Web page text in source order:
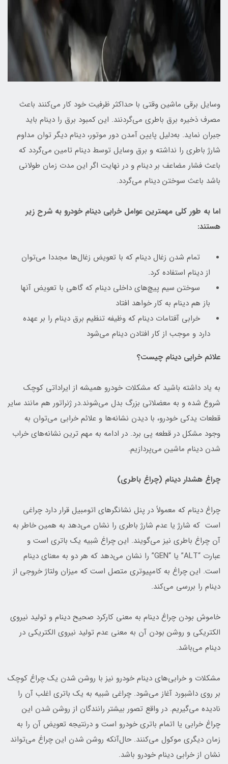
وسایل برقی ماشین وقتی با حداکثر ظرفیت خود کار می‌کنند باعث
مصرف ذخیره برق باطری می‌گردنند. این کمبود برق را دینام باید
جبران نماید. به‌دلیل پایین آمدن دور موتور، دینام دیگر توان مداوم
شارژ باطری را نداشته و برق وسایل توسط دینام تامین می‌گردد که
باعث فشار مضاعف بر دینام و در نهایت اگر این مدت زمان طولانی
باشد باعث سوختن دینام می‌گردد.
اما به طور کلی مهمترین عوامل خرابی دینام خودرو به شرح زیر
هستند:
تمام شدن زغال دینام که با تعویض زغال‌ها مجددا می‌توان
از دینام استفاده کرد.
سوختن سیم پیچ‌های داخلی دینام که گاهی با تعویض آنها
باز هم دینام به کار خواهد افتاد
خرابی آفتامات دینام که وظیفه تنظیم برق دینام را بر عهده
دارد و موجب از کار افتادن دینام می‌شود
علائم خرابی دینام چیست؟
به یاد داشته باشید که مشکلات خودرو همیشه از ایراداتی کوچک
شروع شده و به معضلاتی بزرگ بدل می‌شوند.در ژنراتور هم مانند سایر
قطعات یدکی خودرو، با دیدن نشانه‌ها و علائم خرابی می‌توان به
وجود مشکل در قطعه پی برد. در ادامه به مهم ترین نشانه‌های خراب
شدن دینام ماشین می‌پردازیم.
چراغ هشدار دینام (چراغ باطری)
چراغ دینام که معمولاً در پنل نشانگرهای اتومبیل قرار دارد چراغی
است که شارژ یا عدم شارژ باطری را نشان می‌دهد به همین خاطر به
آن چراغ باطری نیز می‌گویند. این چراغ شبیه یک باتری است و
عبارت “ALT” یا “GEN” را نشان می‌دهد که هر دو به معنای دینام
است. این چراغ به کامپیوتری متصل است که میزان ولتاژ خروجی از
دینام را بررسی می‌کند.
خاموش بودن چراغ دینام به معنی کارکرد صحیح دینام و تولید نیروی
الکتریکی و روشن بودن آن به معنی عدم تولید نیروی الکتریکی در
دینام می‌باشد.
مشکلات و خرابی‌های دینام خودرو نیز با روشن شدن یک چراغ کوچک
بر روی داشبورد آغاز می‌شود. چراغی شبیه به یک باتری اغلب آن را
نادیده می‌گیریم. در واقع تصور بیشتر رانندگان از روشن شدن این
چراغ خرابی یا اتمام باتری خودرو است و درنتیجه تعویض آن را به
زمان دیگری موکول می‌کنند. حال‌آنکه روشن شدن این چراغ می‌تواند
نشان از خرابی دینام خودرو باشد.